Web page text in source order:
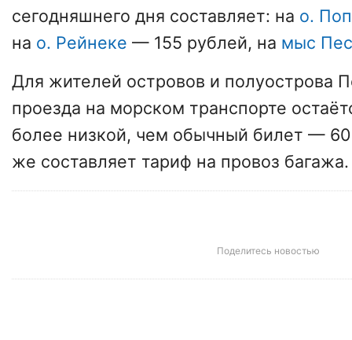
сегодняшнего дня составляет: на о.
на о. Рейнеке — 155 рублей, на мыс
Для жителей островов и полуострова
проезда на морском транспорте
более низкой, чем обычный билет —
же составляет тариф на провоз багажа.
Поделитесь новостью